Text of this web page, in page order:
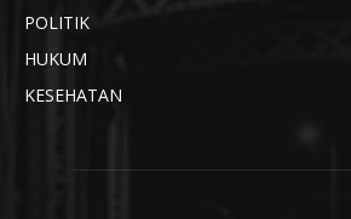
POLITIK
HUKUM
KESEHATAN